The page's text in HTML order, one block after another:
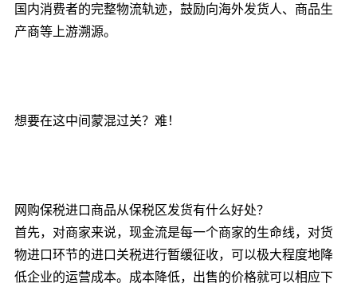
国内消费者的完整物流轨迹，鼓励向海外发货人、商品生
产商等上游溯源。
想要在这中间蒙混过关？难！
网购保税进口商品从保税区发货有什么好处？
首先，对商家来说，现金流是每一个商家的生命线，对货
物进口环节的进口关税进行暂缓征收，可以极大程度地降
低企业的运营成本。成本降低，出售的价格就可以相应下